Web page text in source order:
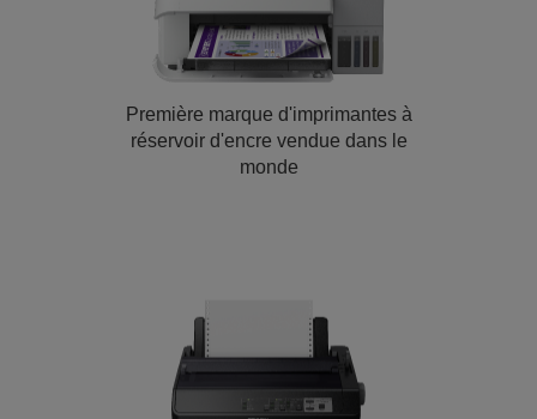
Première marque d'imprimantes à
réservoir d'encre vendue dans le
monde